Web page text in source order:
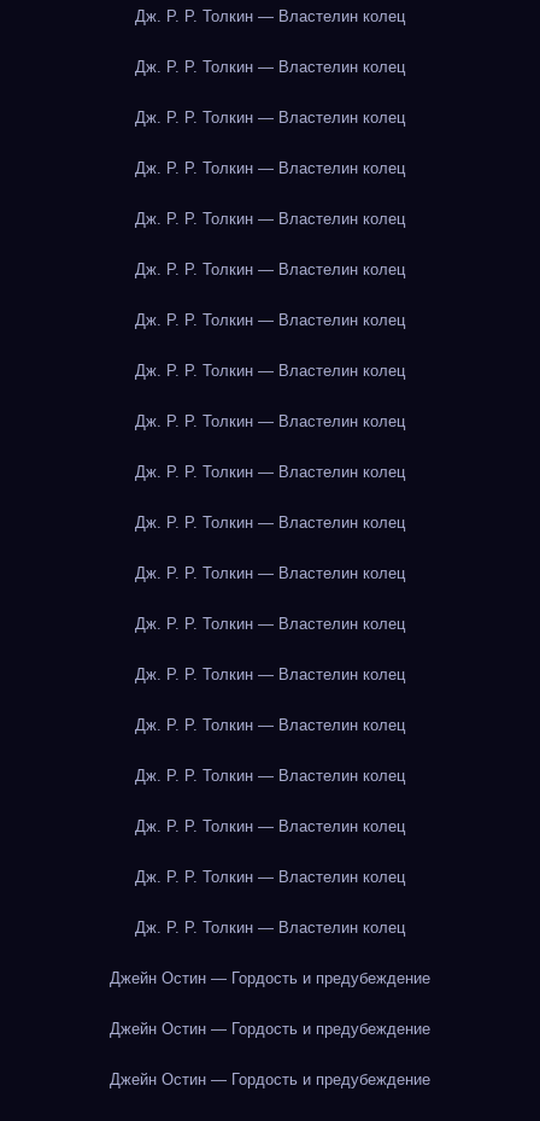
Дж. Р. Р. Толкин — Властелин колец
Дж. Р. Р. Толкин — Властелин колец
Дж. Р. Р. Толкин — Властелин колец
Дж. Р. Р. Толкин — Властелин колец
Дж. Р. Р. Толкин — Властелин колец
Дж. Р. Р. Толкин — Властелин колец
Дж. Р. Р. Толкин — Властелин колец
Дж. Р. Р. Толкин — Властелин колец
Дж. Р. Р. Толкин — Властелин колец
Дж. Р. Р. Толкин — Властелин колец
Дж. Р. Р. Толкин — Властелин колец
Дж. Р. Р. Толкин — Властелин колец
Дж. Р. Р. Толкин — Властелин колец
Дж. Р. Р. Толкин — Властелин колец
Дж. Р. Р. Толкин — Властелин колец
Дж. Р. Р. Толкин — Властелин колец
Дж. Р. Р. Толкин — Властелин колец
Дж. Р. Р. Толкин — Властелин колец
Дж. Р. Р. Толкин — Властелин колец
Джейн Остин — Гордость и предубеждение
Джейн Остин — Гордость и предубеждение
Джейн Остин — Гордость и предубеждение